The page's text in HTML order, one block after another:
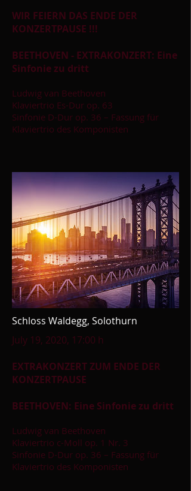
WIR FEIERN DAS ENDE DER
KONZERTPAUSE !!!
BEETHOVEN - EXTRAKONZERT: Eine
Sinfonie zu dritt
Ludwig van Beethoven
Klaviertrio Es-Dur op. 63
Sinfonie D-Dur op. 36 – Fassung für
Klaviertrio des Komponisten
Schloss Waldegg, Solothurn
July 19, 2020, 17:00 h
EXTRAKONZERT ZUM ENDE DER
KONZERTPAUSE
BEETHOVEN: Eine Sinfonie zu dritt
Ludwig van Beethoven
Klaviertrio c-Moll op. 1 Nr. 3
Sinfonie D-Dur op. 36 – Fassung für
Klaviertrio des Komponisten